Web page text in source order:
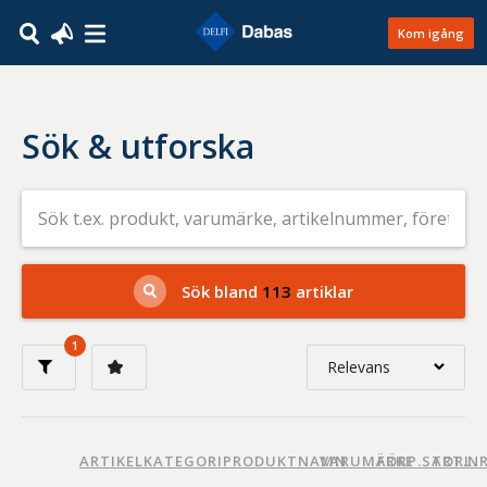
Kom igång
Sök & utforska
Sök
efter
livsmedel
på
t.ex.
produkt,
varumärke,
artikelnummer,
Sök bland 113 artiklar
1
Relevans
Nyaste
ARTIKELKATEGORIPRODUKTNAMNVARUMÄRKEFÖRP.STORL.